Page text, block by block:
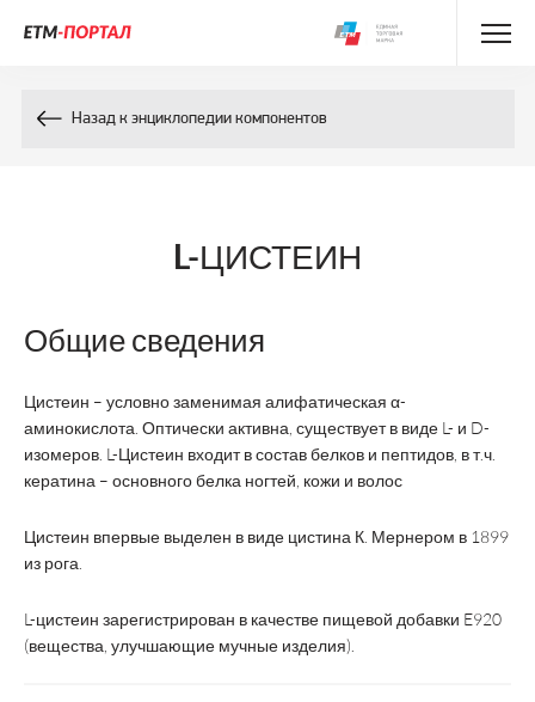
Назад к энциклопедии компонентов
L-ЦИСТЕИН
Общие сведения
Цистеин – условно заменимая алифатическая α-
аминокислота. Оптически активна, существует в виде L- и D-
изомеров. L-Цистеин входит в состав белков и пептидов, в т.ч.
кератина – основного белка ногтей, кожи и волос
Цистеин впервые выделен в виде цистина К. Мернером в 1899
из рога.
L-цистеин зарегистрирован в качестве пищевой добавки E920
(вещества, улучшающие мучные изделия).